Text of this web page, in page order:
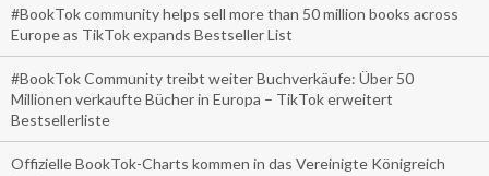
#BookTok community helps sell more than 50 million books across
Europe as TikTok expands Bestseller List
#BookTok Community treibt weiter Buchverkäufe: Über 50
Millionen verkaufte Bücher in Europa – TikTok erweitert
Bestsellerliste
Offizielle BookTok-Charts kommen in das Vereinigte Königreich